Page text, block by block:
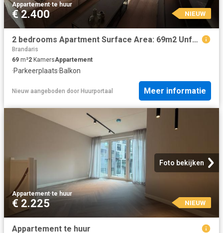
Appartement·te huur
€ 2.400 NIEUW
2 bedrooms Apartment Surface Area: 69m2 Unfurnished
Brandaris
69 m²2 KamersAppartement
·Parkeerplaats·Balkon
Nieuw aangeboden door Huurportaal Meer informatie
Foto bekijken
Appartement·te huur
€ 2.225 NIEUW
Appartement te huur